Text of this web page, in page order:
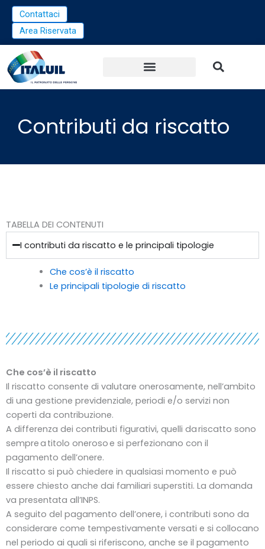
Vai
contenuto
Contattaci
Area Riservata
Contributi da riscatto
TABELLA DEI CONTENUTI
I contributi da riscatto e le principali tipologie
Che cos’è il riscatto
Le principali tipologie di riscatto
Che cos’è il riscatto
Il riscatto consente di valutare onerosamente, nell’ambito
di una gestione previdenziale, periodi e/o servizi non
coperti da contribuzione.
A differenza dei contributi figurativi, quelli da riscatto sono
sempre a titolo oneroso e si perfezionano con il
pagamento dell’onere.
Il riscatto si può chiedere in qualsiasi momento e può
essere chiesto anche dai familiari superstiti. La domanda
va presentata all’INPS.
A seguito del pagamento dell’onere, i contributi sono da
considerare come tempestivamente versati e si collocano
nel periodo ai quali si riferiscono, anche se il pagamento